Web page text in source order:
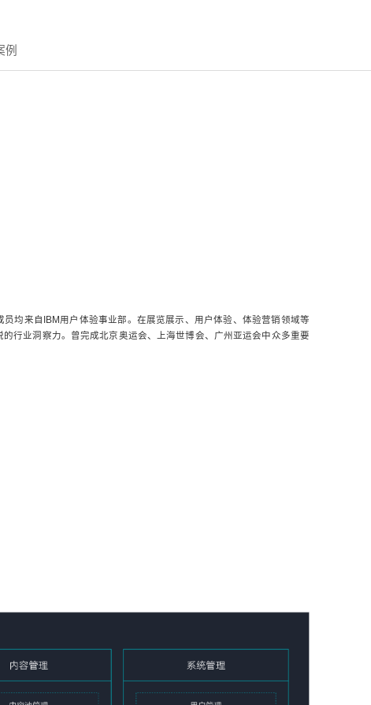
例
员均来自IBM用户体验事业部。在展览展示、用户体验、体验营销领域等
行业洞察力。曾完成北京奥运会、上海世博会、广州亚运会中众多重要